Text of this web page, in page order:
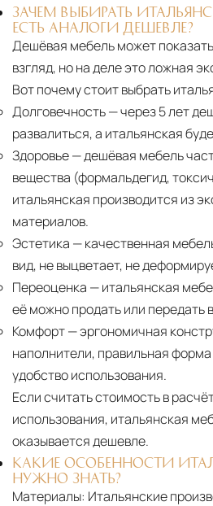
ЗАЧЕМ ВЫБИРАТЬ
ЕСТЬ АНАЛОГИ ДЕШЕВЛЕ?
Дешёвая мебель может
взгляд, но на деле это ложная
Вот почему стоит выбрать
Долговечность— через 5 лет
развалиться, а итальянская
Здоровье— дешёвая мебель
вещества (формальдегид,
итальянская производится из
материалов.
Эстетика — качественная
вид, не выцветает, не
Переоценка — итальянская
её можно продать или передать
Комфорт— эргономичная
наполнители, правильная
удобство использования.
Если считать стоимость в
использования, итальянская
оказывается дешевле.
КАКИЕ ОСОБЕННОСТИ
НУЖНО ЗНАТЬ?
Материалы: Итальянские